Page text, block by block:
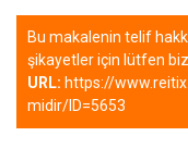
Bu makalenin telif
şikayetler için lütfen
URL: https://
midir/ID=5653